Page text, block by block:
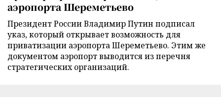
аэропорта Шереметьево
Президент России Владимир Путин подписал
указ, который открывает возможность для
приватизации аэропорта Шереметьево. Этим же
документом аэропорт выводится из перечня
стратегических организаций.